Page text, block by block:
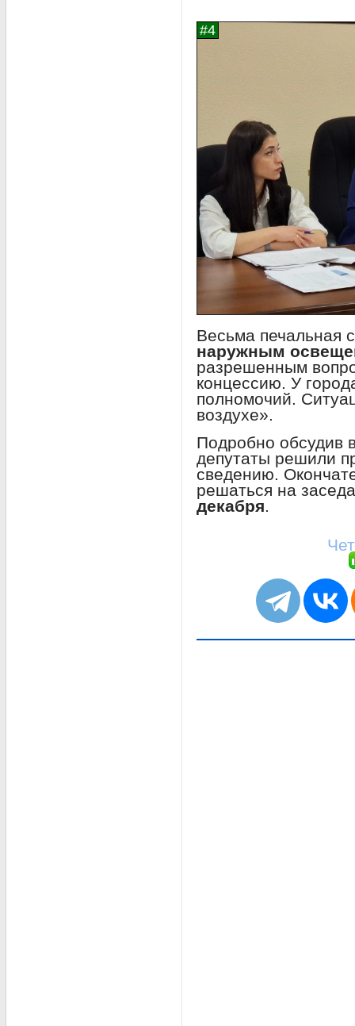
Весьма печальная
наружным
разрешенным
концессию. У
полномочий.
воздухе».
Подробно обсудив
депутаты решили
сведению.
решаться на
декабря.